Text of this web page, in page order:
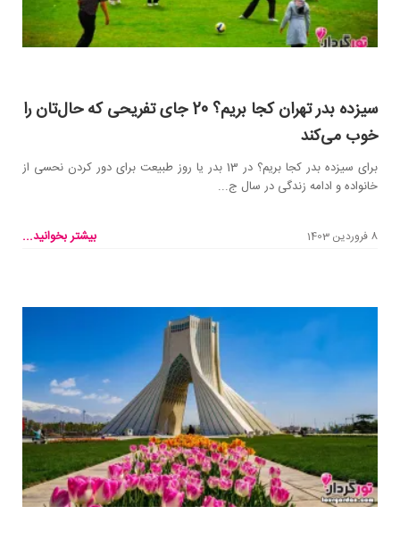
سیزده بدر تهران کجا بریم؟ 20 جای تفریحی که حال‌تان را
خوب می‌کند
برای سیزده بدر کجا بریم؟ در 13 بدر یا روز طبیعت برای دور کردن نحسی از
خانواده و ادامه زندگی در سال ج...
8 فروردین 1403 بیشتر بخوانید...